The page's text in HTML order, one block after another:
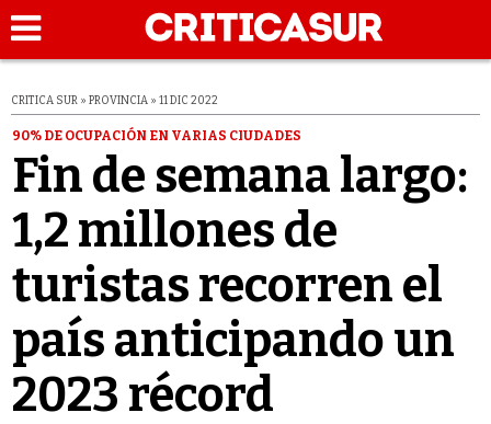
CRITICA SUR » PROVINCIA » 11 DIC 2022
90% DE OCUPACIÓN EN VARIAS CIUDADES
Fin de semana largo:
1,2 millones de
turistas recorren el
país anticipando un
2023 récord